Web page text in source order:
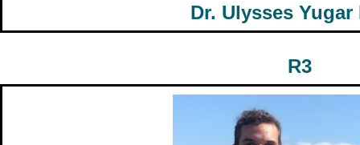
Dr. Ulysses Yugar
R3